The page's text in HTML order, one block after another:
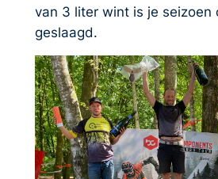
van 3 liter wint is je seizoen
geslaagd.